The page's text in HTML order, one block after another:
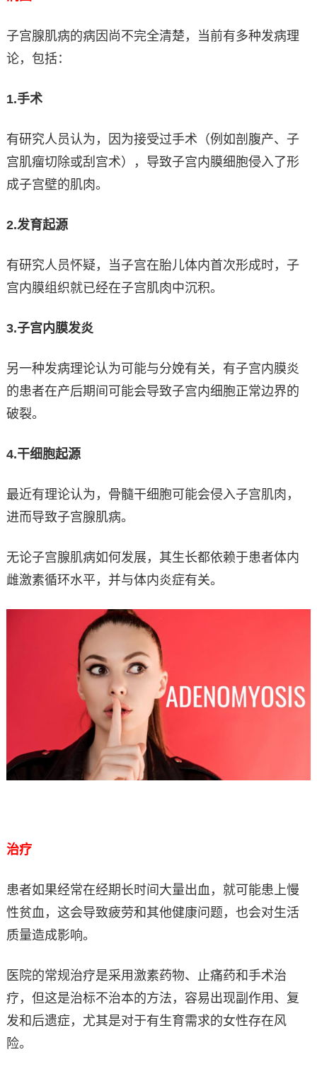
子宫腺肌病的病因尚不完全清楚，当前有多种发病理
论，包括：
1.手术
有研究人员认为，因为接受过手术（例如剖腹产、子
宫肌瘤切除或刮宫术），导致子宫内膜细胞侵入了形
成子宫壁的肌肉。
2.发育起源
有研究人员怀疑，当子宫在胎儿体内首次形成时，子
宫内膜组织就已经在子宫肌肉中沉积。
3.子宫内膜发炎
另一种发病理论认为可能与分娩有关，有子宫内膜炎
的患者在产后期间可能会导致子宫内细胞正常边界的
破裂。
4.干细胞起源
最近有理论认为，骨髓干细胞可能会侵入子宫肌肉，
进而导致子宫腺肌病。
无论子宫腺肌病如何发展，其生长都依赖于患者体内
雌激素循环水平，并与体内炎症有关。
治疗
患者如果经常在经期长时间大量出血，就可能患上慢
性贫血，这会导致疲劳和其他健康问题，也会对生活
质量造成影响。
医院的常规治疗是采用激素药物、止痛药和手术治
疗，但这是治标不治本的方法，容易出现副作用、复
发和后遗症，尤其是对于有生育需求的女性存在风
险。